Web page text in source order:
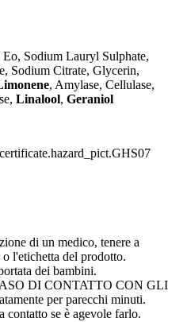
Sodium Lauryl Sulphate,
Sodium Citrate, Glycerin,
, Amylase, Cellulase,
Linalool, Geraniol
di un medico, tenere a
l'etichetta del prodotto.
dei bambini.
DI CONTATTO CON GLI
per parecchi minuti.
contatto se è agevole farlo.